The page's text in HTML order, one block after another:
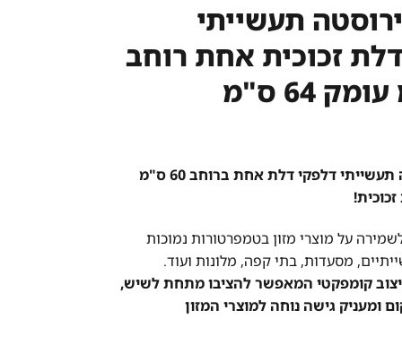
תעשייתי
זכוכית אחת רוחב
מקרר נירוסטה תעשייתי דלפקי דלת אחת ברוחב 60 ס"מ
על מוצרי מזון בטמפרטורות נמוכות
מסעדות, בתי קפה, מלונות ועוד.
קומפקטי המאפשר להציבו מתחת לשיש,
ומעניק גישה נוחה למוצרי המזון